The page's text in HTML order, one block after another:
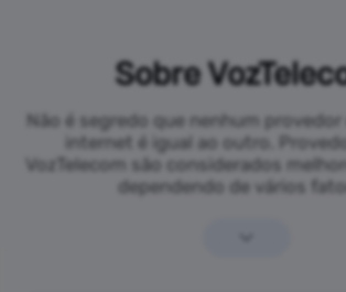
Sobre
Não é segredo que nenhum
internet é igual ao outro.
VozTelecom são considerados
dependendo de vários